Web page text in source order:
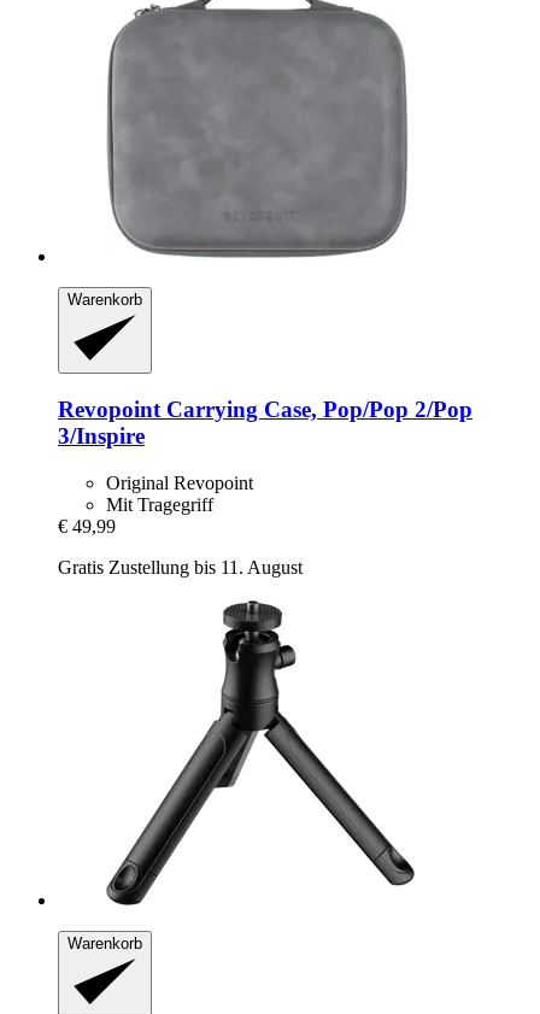
Warenkorb
Revopoint Carrying Case, Pop/Pop 2/Pop
3/Inspire
Original Revopoint
Mit Tragegriff
€ 49,99
Gratis Zustellung bis 11. August
Warenkorb